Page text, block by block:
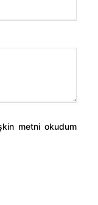
metni okudum